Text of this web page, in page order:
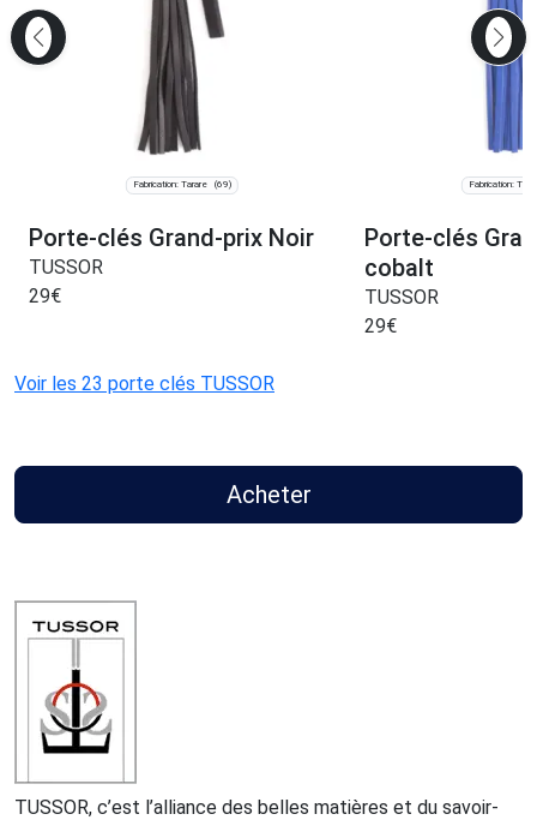
Fabrication: Tarare (69)
Porte-clés Grand-prix Noir
TUSSOR
29€
Fabrication:
Porte-clés
cobalt
TUSSOR
29€
Voir les 23 porte clés TUSSOR
Acheter
TUSSOR, c’est l’alliance des belles matières et du savoir-